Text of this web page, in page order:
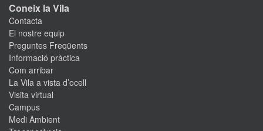
Coneix la Vila
Contacta
El nostre equip
Preguntes Freqüents
Informació pràctica
Com arribar
La Vila a vista d’ocell
Visita virtual
Campus
Medi Ambient